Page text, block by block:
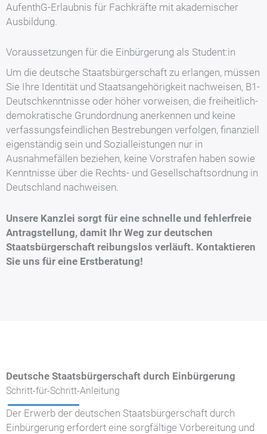
AufenthG-Erlaubnis für Fachkräfte mit akademischer
Ausbildung.
Voraussetzungen für die Einbürgerung als Student:in
Um die deutsche Staatsbürgerschaft zu erlangen, müssen
Sie Ihre Identität und Staatsangehörigkeit nachweisen, B1-
Deutschkenntnisse oder höher vorweisen, die freiheitlich-
demokratische Grundordnung anerkennen und keine
verfassungsfeindlichen Bestrebungen verfolgen, finanziell
eigenständig sein und Sozialleistungen nur in
Ausnahmefällen beziehen, keine Vorstrafen haben sowie
Kenntnisse über die Rechts- und Gesellschaftsordnung in
Deutschland nachweisen.
Unsere Kanzlei sorgt für eine schnelle und fehlerfreie
Antragstellung, damit Ihr Weg zur deutschen
Staatsbürgerschaft reibungslos verläuft. Kontaktieren
Sie uns für eine Erstberatung!
Deutsche Staatsbürgerschaft durch Einbürgerung
Schritt-für-Schritt-Anleitung
Der Erwerb der deutschen Staatsbürgerschaft durch
Einbürgerung erfordert eine sorgfältige Vorbereitung und